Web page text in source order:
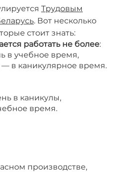
Трудовым
. Вот несколько
стоит знать:
работать не более:
в учебное время,
— в каникулярное время.
в каникулы,
время.
производстве,